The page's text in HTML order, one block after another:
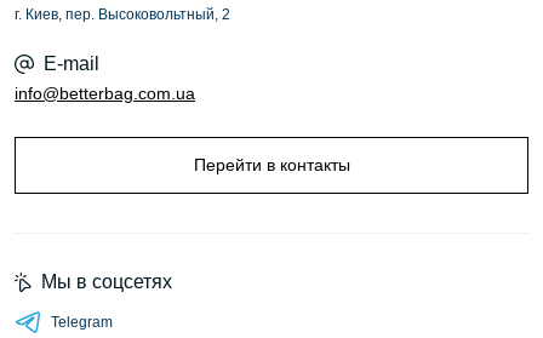
г. Киев, пер. Высоковольтный, 2
E-mail
info@betterbag.com.ua
Перейти в контакты
Мы в соцсетях
Telegram